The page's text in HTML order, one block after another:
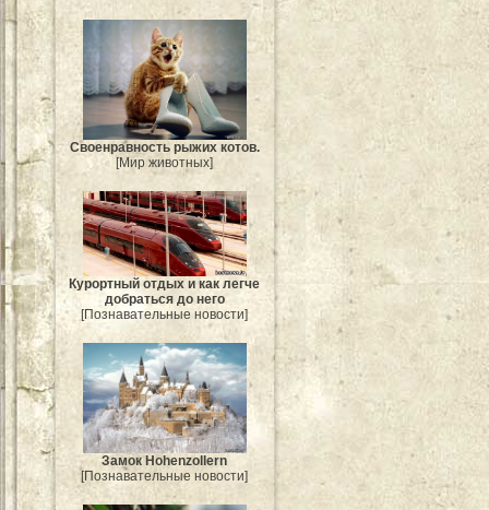
Своенравность рыжих котов.
[Мир животных]
Курортный отдых и как легче
добраться до него
[Познавательные новости]
Замок Hohenzollern
[Познавательные новости]